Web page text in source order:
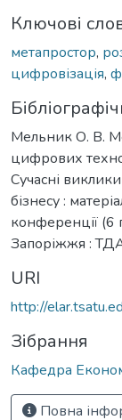
Ключові
метапростор,
цифровізація,
Мельник О. В.
цифрових
Сучасні
бізнесу :
конференції (6
Запоріжжя :
URI
http://
Зібрання
Кафедра
Повна